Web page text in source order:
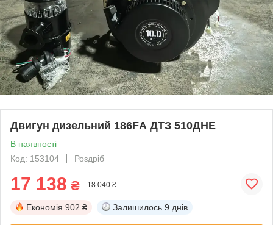
Двигун дизельний 186FА ДТЗ 510ДНЕ
В наявності
Код: 153104
Роздріб
17 138 ₴ 18 040 ₴
Економія 902 ₴ Залишилось 9 днів